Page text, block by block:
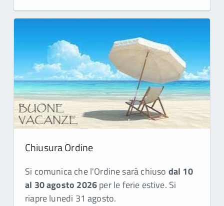
Chiusura Ordine
Si comunica che l'Ordine sarà chiuso dal 10
al 30 agosto 2026per le ferie estive. Si
riapre lunedi 31 agosto.